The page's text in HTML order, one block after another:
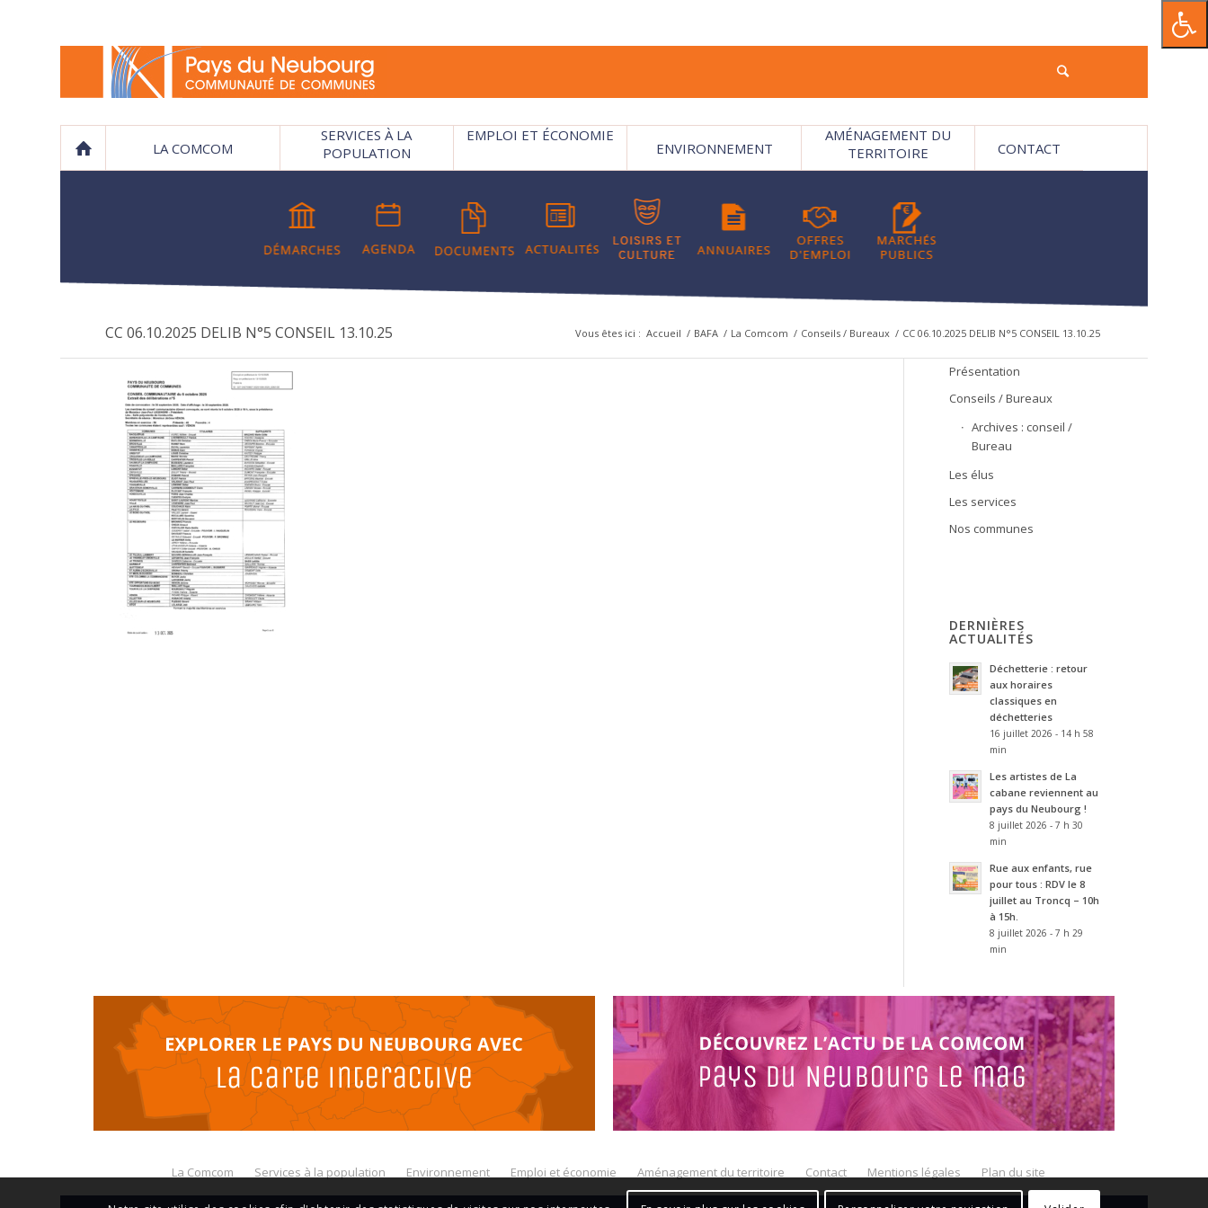
LA COMCOM
SERVICES À LA
POPULATION
EMPLOI ET ÉCONOMIE
ENVIRONNEMENT
AMÉNAGEMENT DU
TERRITOIRE
CONTACT
CC 06.10.2025 DELIB N°5 CONSEIL 13.10.25 Vous êtes ici : Accueil / BAFA / La Comcom / Conseils / Bureaux / CC 06.10.2025 DELIB N°5 CONSEIL 13.10.25
Présentation
Conseils / Bureaux
Archives : conseil /
Bureau
Les élus
Les services
Nos communes
DERNIÈRES
ACTUALITÉS
Déchetterie : retour
aux horaires
classiques en
déchetteries
16 juillet 2026 - 14 h 58
min
Les artistes de La
cabane reviennent au
pays du Neubourg !
8 juillet 2026 - 7 h 30
min
Rue aux enfants, rue
pour tous : RDV le 8
juillet au Troncq – 10h
à 15h.
8 juillet 2026 - 7 h 29
min
La Comcom Services à la population Environnement Emploi et économie Aménagement du territoire Contact Mentions légales Plan du site